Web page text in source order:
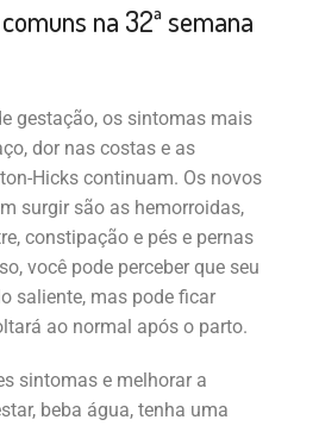
na 32ª semana
gestação, os sintomas mais
dor nas costas e as
Hicks continuam. Os novos
surgir são as hemorroidas,
constipação e pés e pernas
você pode perceber que seu
saliente, mas pode ficar
ao normal após o parto.
sintomas e melhorar a
beba água, tenha uma